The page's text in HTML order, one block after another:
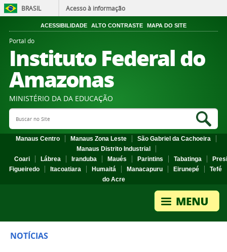
BRASIL Acesso à informação
ACESSIBILIDADE ALTO CONTRASTE MAPA DO SITE
Portal do
Instituto Federal do
Amazonas
MINISTÉRIO DA DA EDUCAÇÃO
Search Site
Manaus Centro Manaus Zona Leste
São Gabriel da Cachoeira
Manaus Distrito Industrial
Coari
Lábrea Iranduba Maués Parintins Tabatinga
Figueiredo
Itacoatiara Humaitá Manacapuru Eirunepé
Tefé
do Acre
NOTÍCIAS